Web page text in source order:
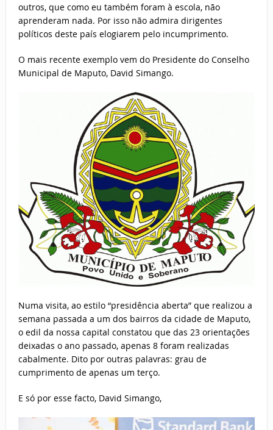
outros, que como eu também foram à escola, não
aprenderam nada. Por isso não admira dirigentes
políticos deste país elogiarem pelo incumprimento.
O mais recente exemplo vem do Presidente do Conselho
Municipal de Maputo, David Simango.
Numa visita, ao estilo “presidência aberta” que realizou a
semana passada a um dos bairros da cidade de Maputo,
o edil da nossa capital constatou que das 23 orientações
deixadas o ano passado, apenas 8 foram realizadas
cabalmente. Dito por outras palavras: grau de
cumprimento de apenas um terço.
E só por esse facto, David Simango,